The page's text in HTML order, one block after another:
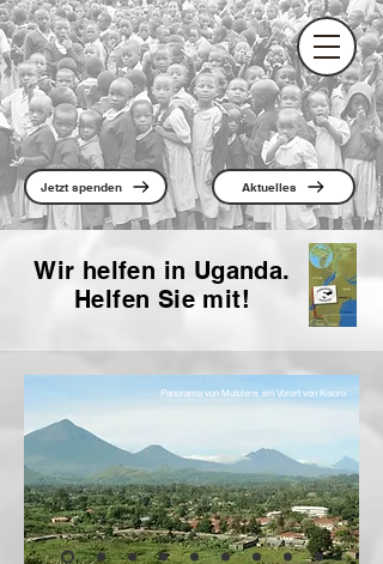
Jetzt spenden Aktuelles
Wir helfen in Uganda.
Helfen Sie mit!
Panorama von Mutolere, ein Vorort von Kisoro